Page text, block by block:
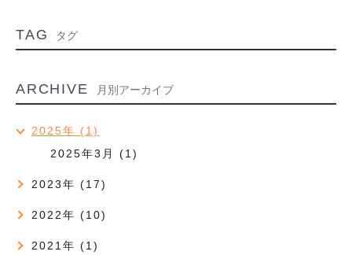
TAG タグ
ARCHIVE 月別アーカイブ
2025年 (1)
2025年3月 (1)
2023年 (17)
2022年 (10)
2021年 (1)